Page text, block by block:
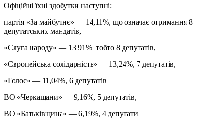
Офіційні їхні здобутки наступні:
партія «За майбутнє» — 14,11%, що означає отримання 8
депутатських мандатів,
«Слуга народу» — 13,91%, тобто 8 депутатів,
«Європейська солідарність» — 13,24%, 7 депутатів,
«Голос» — 11,04%, 6 депутатів
ВО «Черкащани» — 9,16%, 5 депутатів,
ВО «Батьківщина» — 6,19%, 4 депутати,